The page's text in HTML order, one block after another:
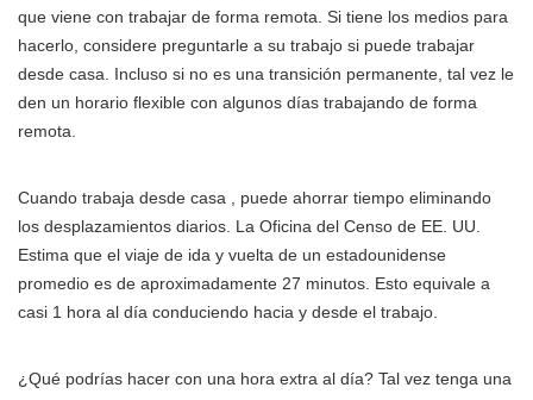
que viene con trabajar de forma remota. Si tiene los medios para
hacerlo, considere preguntarle a su trabajo si puede trabajar
desde casa. Incluso si no es una transición permanente, tal vez le
den un horario flexible con algunos días trabajando de forma
remota.
Cuando trabaja desde casa , puede ahorrar tiempo eliminando
los desplazamientos diarios. La Oficina del Censo de EE. UU.
Estima que el viaje de ida y vuelta de un estadounidense
promedio es de aproximadamente 27 minutos. Esto equivale a
casi 1 hora al día conduciendo hacia y desde el trabajo.
¿Qué podrías hacer con una hora extra al día? Tal vez tenga una